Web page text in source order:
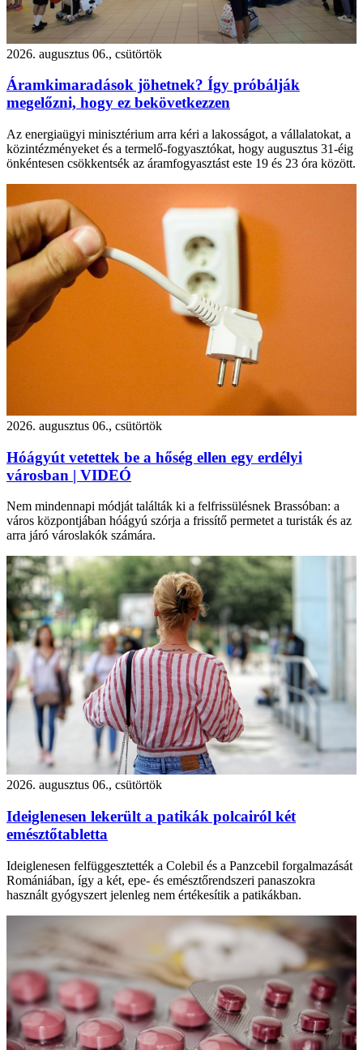
2026. augusztus 06., csütörtök
Áramkimaradások jöhetnek? Így próbálják
megelőzni, hogy ez bekövetkezzen
Az energiaügyi minisztérium arra kéri a lakosságot, a vállalatokat, a
közintézményeket és a termelő-fogyasztókat, hogy augusztus 31-éig
önkéntesen csökkentsék az áramfogyasztást este 19 és 23 óra között.
2026. augusztus 06., csütörtök
Hóágyút vetettek be a hőség ellen egy erdélyi
városban | VIDEÓ
Nem mindennapi módját találták ki a felfrissülésnek Brassóban: a
város központjában hóágyú szórja a frissítő permetet a turisták és az
arra járó városlakók számára.
2026. augusztus 06., csütörtök
Ideiglenesen lekerült a patikák polcairól két
emésztőtabletta
Ideiglenesen felfüggesztették a Colebil és a Panzcebil forgalmazását
Romániában, így a két, epe- és emésztőrendszeri panaszokra
használt gyógyszert jelenleg nem értékesítik a patikákban.